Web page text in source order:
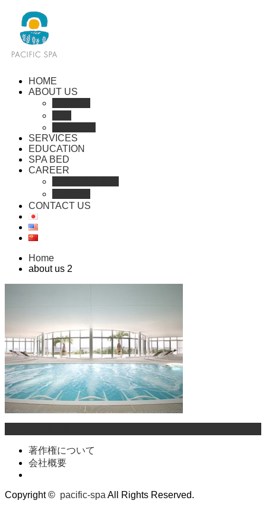
HOME
ABOUT US
SERVICES
EDUCATION
SPA BED
CAREER
CONTACT US
Home
about us 2
著作権について
会社概要
Copyright © pacific-spa All Rights Reserved.